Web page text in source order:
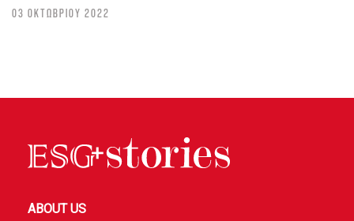
03 ΟΚΤΩΒΡΙΟΥ 2022
ABOUT US